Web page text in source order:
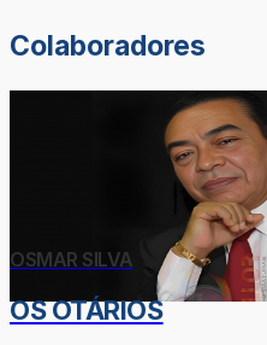
Colaboradores
OSMAR SILVA
OS OTÁRIOS